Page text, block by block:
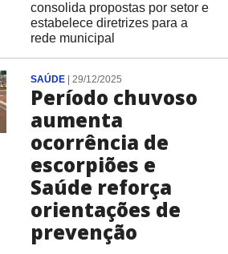
consolida propostas por setor e
estabelece diretrizes para a
rede municipal
SAÚDE| 29/12/2025
Período chuvoso
aumenta
ocorrência de
escorpiões e
Saúde reforça
orientações de
prevenção